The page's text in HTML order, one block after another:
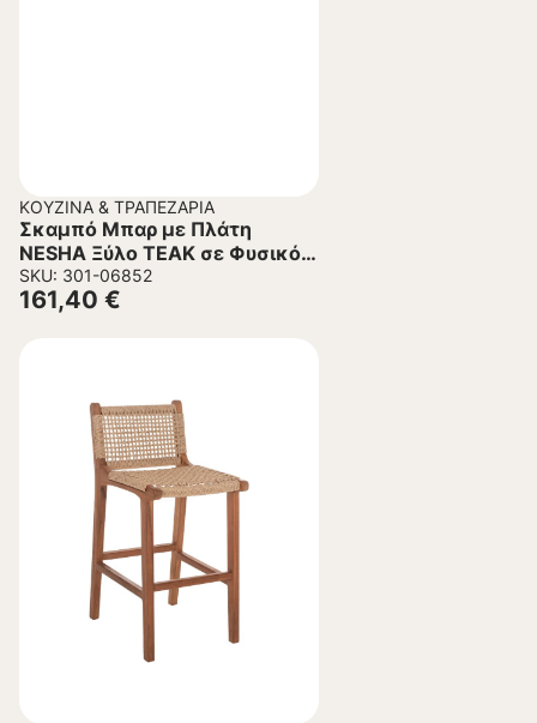
ΚΟΥΖΊΝΑ & ΤΡΑΠΕΖΑΡΊΑ
Σκαμπό Μπαρ με Πλάτη
NESHA Ξύλο TEAK σε Φυσικό –
Σχοινί Μπεζ 45x57x110Υεκ.
SKU: 301-06852
161,40 €